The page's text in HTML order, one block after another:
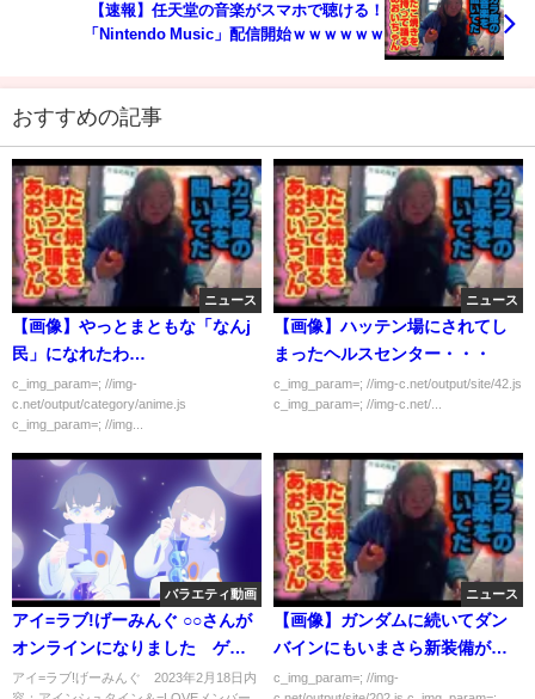
【速報】任天堂の音楽がスマホで聴ける！
「Nintendo Music」配信開始ｗｗｗｗｗｗ
おすすめの記事
ニュース
【画像】やっとまともな「なんj
民」になれたわ…
c_img_param=; //img-
c.net/output/category/anime.js
c_img_param=; //img...
ニュース
【画像】ハッテン場にされてし
まったヘルスセンター・・・
c_img_param=; //img-c.net/output/site/42.js
c_img_param=; //img-c.net/...
バラエティ動画
アイ=ラブ!げーみんぐ ○○さんが
オンラインになりました ゲス
ト：大場花菜 2月18日
アイ=ラブ!げーみんぐ 2023年2月18日内
ニュース
【画像】ガンダムに続いてダン
バインにもいまさら新装備が登
場ｗｗｗｗｗ
c_img_param=; //img-